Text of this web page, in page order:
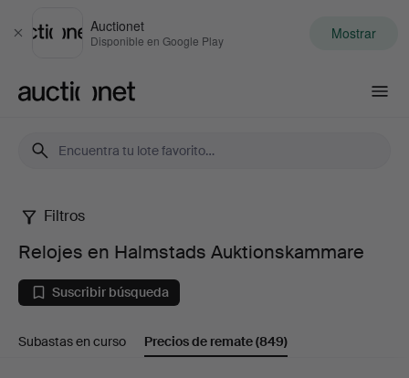
Cerrar
Auctionet
Disponible en Google Play Mostrar
Relojes
en
Halmstads
Auktionskammare
Filtros
Relojes en Halmstads Auktionskammare
Suscribir búsqueda
Subastas en curso Precios de remate(849)